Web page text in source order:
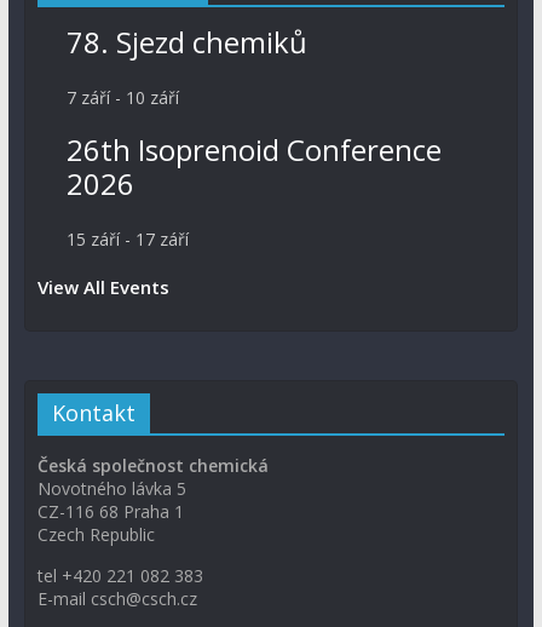
78. Sjezd chemiků
7 září- 10 září
26th Isoprenoid Conference
2026
15 září- 17 září
View All Events
Kontakt
Česká společnost chemická
Novotného lávka 5
CZ-116 68 Praha 1
Czech Republic
tel +420 221 082 383
E-mail csch@csch.cz